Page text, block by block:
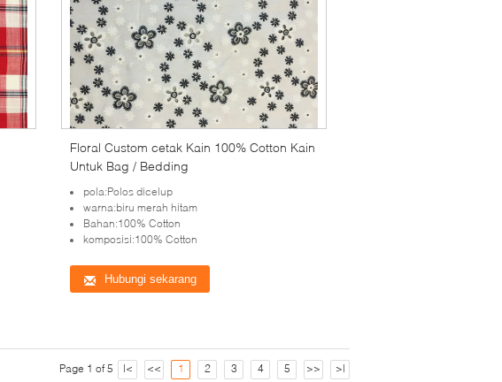
Floral Custom cetak Kain 100% Cotton Kain
Untuk Bag / Bedding
pola:Polos dicelup
warna:biru merah hitam
Bahan:100% Cotton
komposisi:100% Cotton
Hubungi sekarang
Page 1 of 5 |< << 1 2 3 4 5 >> >|